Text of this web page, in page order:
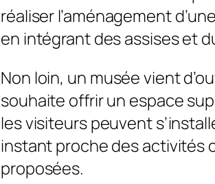
réaliser l’aménagement
en intégrant des assises et
Non loin, un musée vient
souhaite offrir un espace
les visiteurs peuvent
instant proche des activités
proposées.